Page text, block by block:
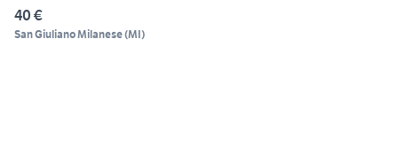
40 €
San Giuliano Milanese(MI)